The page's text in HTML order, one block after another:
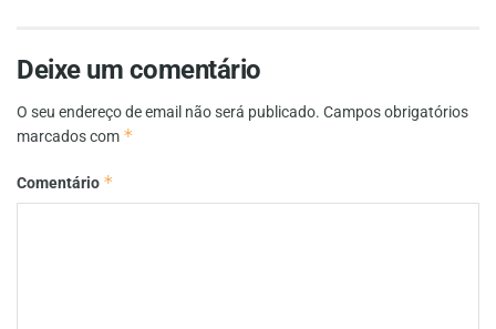
Deixe um comentário
O seu endereço de email não será publicado. Campos obrigatórios
marcados com *
Comentário *